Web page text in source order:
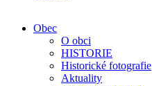
Obec
O obci
HISTORIE
Historické fotografie
Aktuality